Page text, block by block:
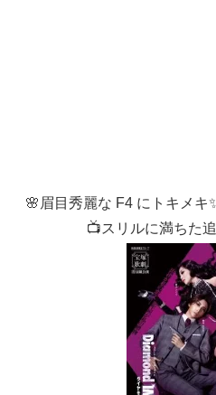
🌸眉目秀麗な F4 にトキメキ
📺スリルに満ちた